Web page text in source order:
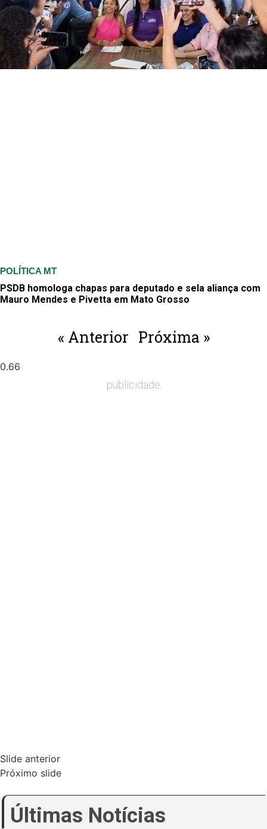
POLÍTICA MT
PSDB homologa chapas para deputado e sela aliança com
Mauro Mendes e Pivetta em Mato Grosso
« Anterior Próxima »
publicidade
Slide anterior
Próximo slide
Últimas Notícias